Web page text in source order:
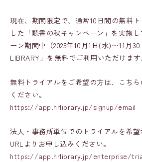
現在、期間限定で、通常10日間の無料
した「読書の秋キャンペーン」を実施
ーン期間中（2025年10月1日(水)〜11月
LIBRARY」を無料でご利用いただけます
無料トライアルをご希望の方は、こち
ください。
https://app.hrlibrary.jp/signup/email
法人・事務所単位でのトライアルを希
URLよりお申し込みください。
https://app.hrlibrary.jp/enterprise/